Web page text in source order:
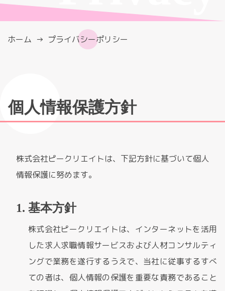
ホーム プライバシーポリシー
個人情報保護方針
株式会社ピークリエイトは、下記方針に基づいて個人
情報保護に努めます。
基本方針
株式会社ピークリエイトは、インターネットを活用
した求人求職情報サービスおよび人材コンサルティ
ングで業務を遂行するうえで、当社に従事するすべ
ての者は、個人情報の保護を重要な責務であること